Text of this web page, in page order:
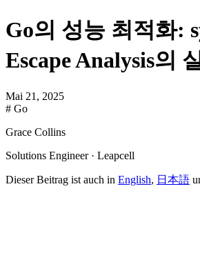
Go의 성능 최적화:
Escape Analysis의
Mai 21, 2025
# Go
Grace Collins
Solutions Engineer · Leapcell
Dieser Beitrag ist auch in English, 日本語